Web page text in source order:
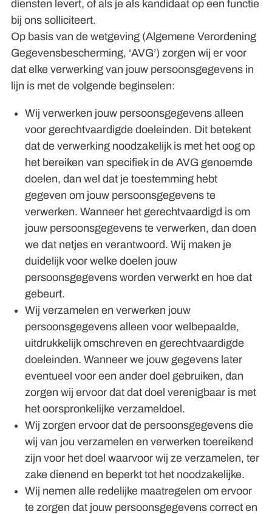
diensten levert, of als je als kandidaat op een functie
bij ons solliciteert.
Op basis van de wetgeving (Algemene Verordening
Gegevensbescherming, ‘AVG’) zorgen wij er voor
dat elke verwerking van jouw persoonsgegevens in
lijn is met de volgende beginselen:
Wij verwerken jouw persoonsgegevens alleen
voor gerechtvaardigde doeleinden. Dit betekent
dat de verwerking noodzakelijk is met het oog op
het bereiken van specifiek in de AVG genoemde
doelen, dan wel dat je toestemming hebt
gegeven om jouw persoonsgegevens te
verwerken. Wanneer het gerechtvaardigd is om
jouw persoonsgegevens te verwerken, dan doen
we dat netjes en verantwoord. Wij maken je
duidelijk voor welke doelen jouw
persoonsgegevens worden verwerkt en hoe dat
gebeurt.
Wij verzamelen en verwerken jouw
persoonsgegevens alleen voor welbepaalde,
uitdrukkelijk omschreven en gerechtvaardigde
doeleinden. Wanneer we jouw gegevens later
eventueel voor een ander doel gebruiken, dan
zorgen wij ervoor dat dat doel verenigbaar is met
het oorspronkelijke verzameldoel.
Wij zorgen ervoor dat de persoonsgegevens die
wij van jou verzamelen en verwerken toereikend
zijn voor het doel waarvoor wij ze verzamelen, ter
zake dienend en beperkt tot het noodzakelijke.
Wij nemen alle redelijke maatregelen om ervoor
te zorgen dat jouw persoonsgegevens correct en